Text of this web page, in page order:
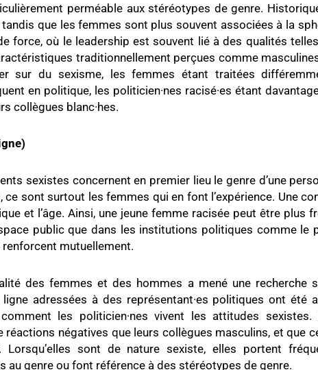
perméable aux stéréotypes de genre.
que les femmes sont plus souvent associées à la
force, où le leadership est souvent lié à des qualités
traditionnellement perçues comme
sur du sexisme, les femmes étant traitées
en politique, les politicien·nes racisé·es étant
collègues blanc·hes.
sexistes concernent en premier lieu le genre d’une
sont surtout les femmes qui en font l’expérience. Une
et l’âge. Ainsi, une jeune femme racisée peut être plus
public que dans les institutions politiques comme le
mutuellement.
des femmes et des hommes a mené une recherche
adressées à des représentant·es politiques ont été
les politicien·nes vivent les attitudes
négatives que leurs collègues masculins, et que
sont de nature sexiste, elles portent
au genre ou font référence à des stéréotypes de genre.